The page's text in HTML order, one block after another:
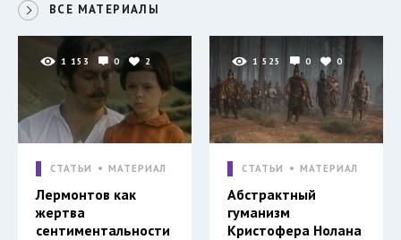
ВСЕ МАТЕРИАЛЫ
1 153 0 2
СТАТЬИ МАТЕРИАЛ
Лермонтов как
жертва
сентиментальности
1 525 0 0
СТАТЬИ МАТЕРИАЛ
Абстрактный
гуманизм
Кристофера Нолана